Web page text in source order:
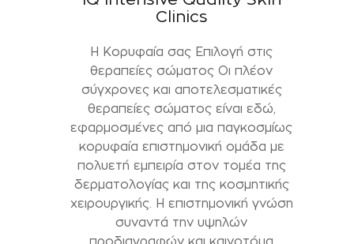
Clinics
Η Κορυφαία σας Επιλογή στις
θεραπείες σώματος Οι πλέον
σύγχρονες και αποτελεσματικές
θεραπείες σώματος είναι εδώ,
εφαρμοσμένες από μια παγκοσμίως
κορυφαία επιστημονική ομάδα με
πολυετή εμπειρία στον τομέα της
δερματολογίας και της κοσμητικής
χειρουργικής. Η επιστημονική γνώση
συναντά την υψηλών
προδιαγραφών και καινοτόμα